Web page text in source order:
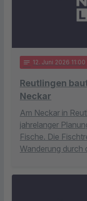
notes 12. Juni 2026 11:00
Reutlingen
Neckar
Am Neckar in
jahrelanger
Fische. Die
Wanderung durch